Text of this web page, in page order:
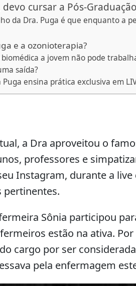
cursar a Pós-
da Dra. Puga é que enquanto a
e a ozonioterapia?
biomédica a jovem não pode
saída?
Puga ensina prática exclusiva em
a Dra aproveitou o
professores e
Instagram, durante a live
pertinentes.
Sônia participou
estão na ativa.
cargo por ser
pela enfermagem